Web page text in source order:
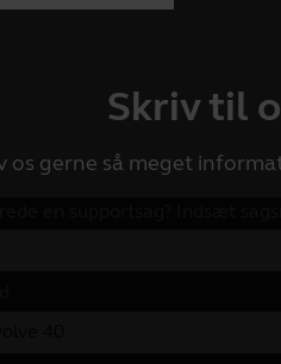
Skriv til
os gerne så meget